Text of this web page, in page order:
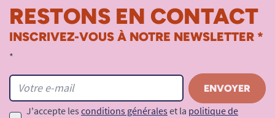
RESTONS EN CONTACT
INSCRIVEZ-VOUS À NOTRE NEWSLETTER *
*
J'accepte les conditions générales et la politique de